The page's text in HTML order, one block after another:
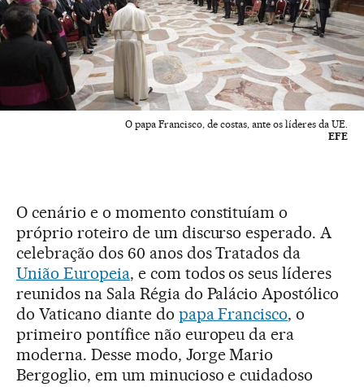
O papa Francisco, de costas, ante os líderes da UE.
EFE
O cenário e o momento constituíam o
próprio roteiro de um discurso esperado. A
celebração dos 60 anos dos Tratados da
União Europeia, e com todos os seus líderes
reunidos na Sala Régia do Palácio Apostólico
do Vaticano diante do papa Francisco, o
primeiro pontífice não europeu da era
moderna. Desse modo, Jorge Mario
Bergoglio, em um minucioso e cuidadoso